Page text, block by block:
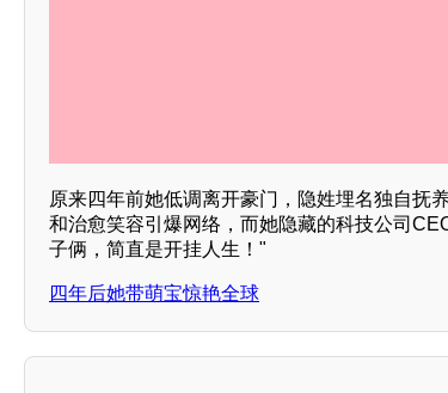
原来四年前她低调离开豪门，隐姓埋名独自抚
和治愈笑容引爆网络，而她隐藏的科技公司
子俩，简直是开挂人生！"
四年后她带萌宝惊艳全球